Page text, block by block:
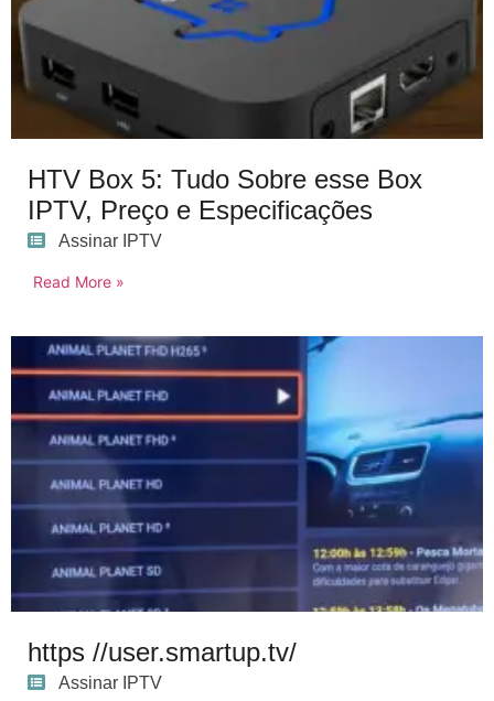
HTV Box 5: Tudo Sobre esse Box
IPTV, Preço e Especificações
Assinar IPTV
Read More »
https //user.smartup.tv/
Assinar IPTV